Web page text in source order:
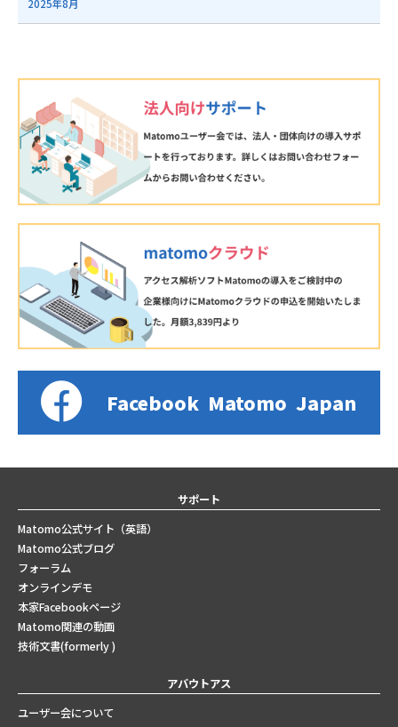
2025年8月
Facebook Matomo Japan
サポート
Matomo公式サイト（英語）
Matomo公式ブログ
フォーラム
オンラインデモ
本家Facebookページ
Matomo関連の動画
技術文書(formerly )
アバウトアス
ユーザー会について